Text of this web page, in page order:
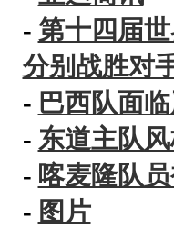
- 第十四届
分别战胜对
- 巴西队面
- 东道主队
- 喀麦隆队
- 图片